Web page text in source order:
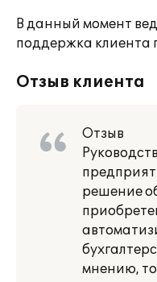
В данный момент
поддержка клиента
Отзыв клиента
Отзыв
решение
мнению,